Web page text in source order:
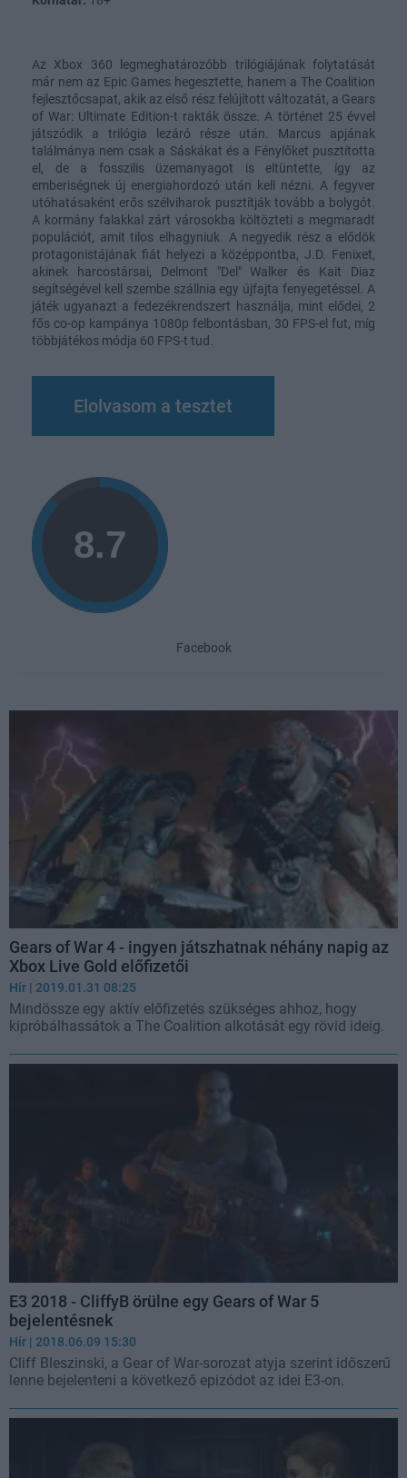
Az Xbox 360 legmeghatározóbb trilógiájának folytatását
már nem az Epic Games hegesztette, hanem a The Coalition
fejlesztőcsapat, akik az első rész felújított változatát, a Gears
of War: Ultimate Edition-t rakták össze. A történet 25 évvel
játszódik a trilógia lezáró része után. Marcus apjának
találmánya nem csak a Sáskákat és a Fénylőket pusztította
el, de a fosszilis üzemanyagot is eltüntette, így az
emberiségnek új energiahordozó után kell nézni. A fegyver
utóhatásaként erős szélviharok pusztítják tovább a bolygót.
A kormány falakkal zárt városokba költözteti a megmaradt
populációt, amit tilos elhagyniuk. A negyedik rész a elődök
protagonistájának fiát helyezi a középpontba, J.D. Fenixet,
akinek harcostársai, Delmont "Del" Walker és Kait Diaz
segítségével kell szembe szállnia egy újfajta fenyegetéssel. A
játék ugyanazt a fedezékrendszert használja, mint elődei, 2
fős co-op kampánya 1080p felbontásban, 30 FPS-el fut, míg
többjátékos módja 60 FPS-t tud.
Elolvasom a tesztet
Facebook
Gears of War 4 - ingyen játszhatnak néhány napig az
Xbox Live Gold előfizetői
Hír | 2019.01.31 08:25
Mindössze egy aktív előfizetés szükséges ahhoz, hogy
kipróbálhassátok a The Coalition alkotását egy rövid ideig.
E3 2018 - CliffyB örülne egy Gears of War 5
bejelentésnek
Hír | 2018.06.09 15:30
Cliff Bleszinski, a Gear of War-sorozat atyja szerint időszerű
lenne bejelenteni a következő epizódot az idei E3-on.